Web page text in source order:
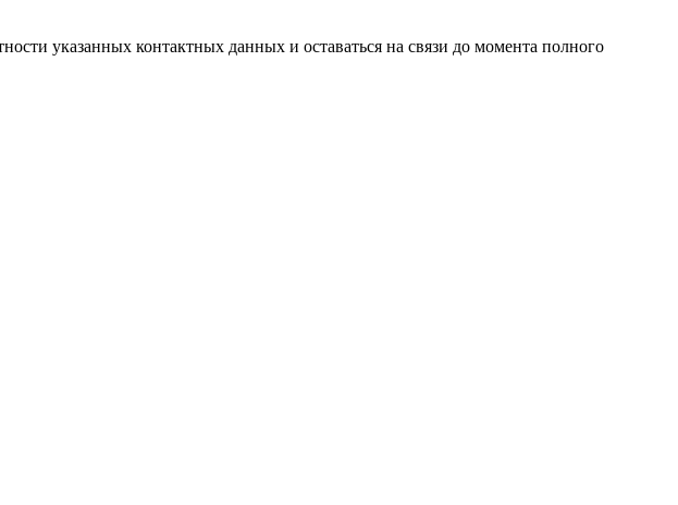
указанных контактных данных и оставаться на связи до момента полного